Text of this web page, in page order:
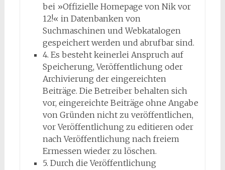
bei »Offizielle Homepage von Nik vor
12!« in Datenbanken von
Suchmaschinen und Webkatalogen
gespeichert werden und abrufbar sind.
4. Es besteht keinerlei Anspruch auf
Speicherung, Veröffentlichung oder
Archivierung der eingereichten
Beiträge. Die Betreiber behalten sich
vor, eingereichte Beiträge ohne Angabe
von Gründen nicht zu veröffentlichen,
vor Veröffentlichung zu editieren oder
nach Veröffentlichung nach freiem
Ermessen wieder zu löschen.
5. Durch die Veröffentlichung